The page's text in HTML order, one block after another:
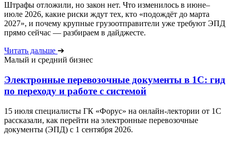
Штрафы отложили, но закон нет. Что изменилось в июне–
июле 2026, какие риски ждут тех, кто «подождёт до марта
2027», и почему крупные грузоотправители уже требуют ЭПД
прямо сейчас — разбираем в дайджесте.
Читать дальше ➔
Малый и средний бизнес
Электронные перевозочные документы в 1С: гид
по переходу и работе с системой
15 июля специалисты ГК «Форус» на онлайн-лектории от 1С
рассказали, как перейти на электронные перевозочные
документы (ЭПД) с 1 сентября 2026.